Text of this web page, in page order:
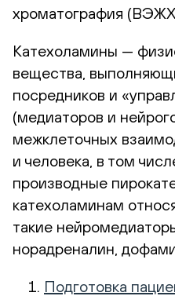
хроматография
Катехоламины —
вещества,
посредников и
(медиаторов и
межклеточных
и человека, в том
производные
катехоламинам
такие
норадреналин,
Подготовка